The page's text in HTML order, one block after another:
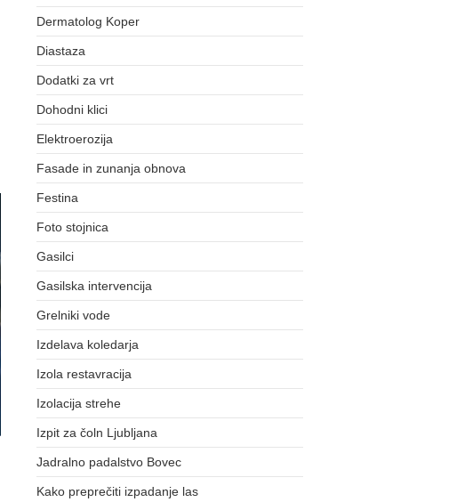
Dermatolog Koper
Diastaza
Dodatki za vrt
Dohodni klici
Elektroerozija
Fasade in zunanja obnova
Festina
Foto stojnica
Gasilci
Gasilska intervencija
Grelniki vode
Izdelava koledarja
Izola restavracija
Izolacija strehe
Izpit za čoln Ljubljana
Jadralno padalstvo Bovec
Kako preprečiti izpadanje las